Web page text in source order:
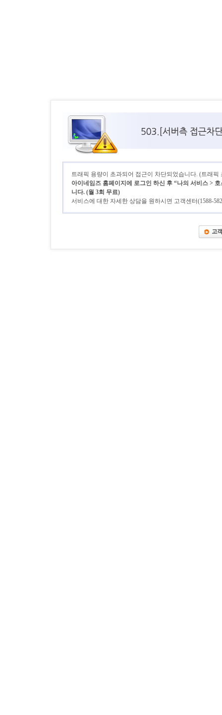
트래픽 용량이 초과되어 접근이 차단되었습니다. (트래픽
아이네임즈 홈페이지에 로그인 하신 후 “나의 서비스 >
니다. (월 3회 무료)
서비스에 대한 자세한 상담을 원하시면 고객센터(1588-